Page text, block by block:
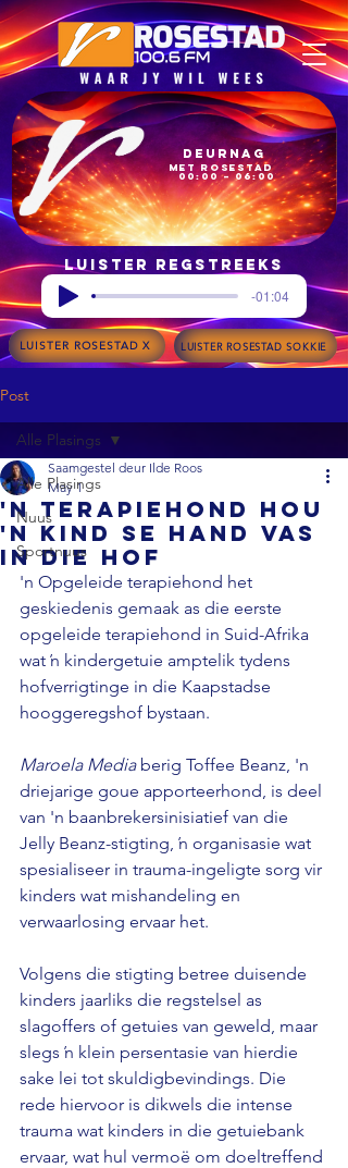
00:00 – 06:00
met Rosestad
Deurnag
Luister regstreeks
-01:04
LUISTER ROSESTAD X LUISTER ROSESTAD SOKKIE
Post
Alle Plasings
Nuus
Sportnuus
Alle Plasings
'n Terapiehond hou
'n kind se hand vas
in die hof
Saamgestel deur Ilde Roos
May 1
'n Opgeleide terapiehond het
geskiedenis gemaak as die eerste
opgeleide terapiehond in Suid-Afrika
wat ŉ kindergetuie amptelik tydens
hofverrigtinge in die Kaapstadse
hooggeregshof bystaan.
Maroela Media berig Toffee Beanz, 'n
driejarige goue apporteerhond, is deel
van 'n baanbrekersinisiatief van die
Jelly Beanz-stigting, ŉ organisasie wat
spesialiseer in trauma-ingeligte sorg vir
kinders wat mishandeling en
verwaarlosing ervaar het.
Volgens die stigting betree duisende
kinders jaarliks die regstelsel as
slagoffers of getuies van geweld, maar
slegs ŉ klein persentasie van hierdie
sake lei tot skuldigbevindings. Die
rede hiervoor is dikwels die intense
trauma wat kinders in die getuiebank
ervaar, wat hul vermoë om doeltreffend